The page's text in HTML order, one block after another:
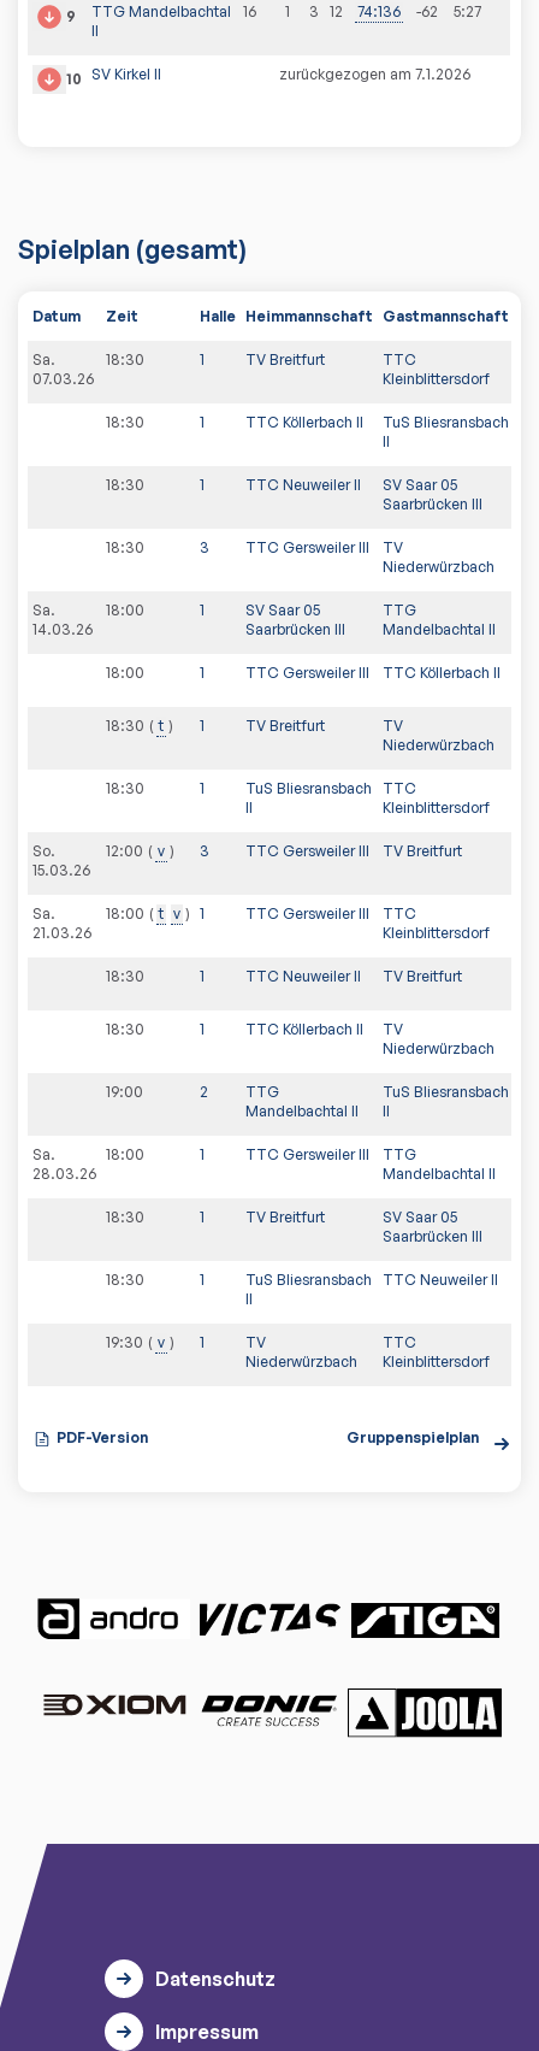
9
TTG Mandelbachtal
II
16 1 3 12 74:136 -62 5:27
10 SV Kirkel II zurückgezogen am 7.1.2026
Spielplan (gesamt)
Datum Zeit Halle Heimmannschaft Gastmannschaft
Sa.
07.03.26
18:30 1 TV Breitfurt
TTC
Kleinblittersdorf
18:30 1 TTC Köllerbach II
TuS Bliesransbach
II
18:30 1 TTC Neuweiler II
SV Saar 05
Saarbrücken III
18:30 3 TTC Gersweiler III
TV
Niederwürzbach
Sa.
14.03.26
18:00 1
SV Saar 05
Saarbrücken III
TTG
Mandelbachtal II
18:00 1 TTC Gersweiler III TTC Köllerbach II
18:30 t 1 TV Breitfurt
TV
Niederwürzbach
18:30 1
TuS Bliesransbach
II
TTC
Kleinblittersdorf
So.
15.03.26
12:00 v 3 TTC Gersweiler III TV Breitfurt
Sa.
21.03.26
18:00 t v 1 TTC Gersweiler III
TTC
Kleinblittersdorf
18:30 1 TTC Neuweiler II TV Breitfurt
18:30 1 TTC Köllerbach II
TV
Niederwürzbach
19:00 2
TTG
Mandelbachtal II
TuS Bliesransbach
II
Sa.
28.03.26
18:00 1 TTC Gersweiler III
TTG
Mandelbachtal II
18:30 1 TV Breitfurt
SV Saar 05
Saarbrücken III
18:30 1
TuS Bliesransbach
II
TTC Neuweiler II
19:30 v 1
TV
Niederwürzbach
TTC
Kleinblittersdorf
PDF-Version Gruppenspielplan
Datenschutz
Impressum